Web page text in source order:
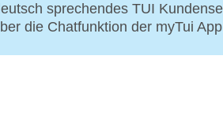
sprechendes TUI
die Chatfunktion der myTui